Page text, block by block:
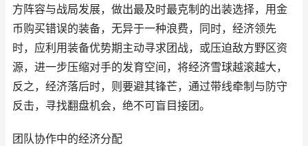
方阵容与战局发展，做出最及时最克制的出装选择，用金
币购买错误的装备，无异于一种浪费，同时，经济领先
时，应利用装备优势期主动寻求团战，或压迫敌方野区资
源，进一步压缩对手的发育空间，将经济雪球越滚越大，
反之，经济落后时，则要避其锋芒，通过带线牵制与防守
反击，寻找翻盘机会，绝不可盲目接团。
团队协作中的经济分配